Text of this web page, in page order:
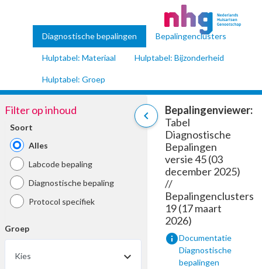
Diagnostische bepalingen Bepalingenclusters
Hulptabel: Materiaal Hulptabel: Bijzonderheid
Hulptabel: Groep
chevron_left
Filter op inhoud
Soort
Alles
Labcode bepaling
Diagnostische bepaling
Protocol specifiek
Groep
Kies
Bepalingenviewer:
Tabel
Diagnostische
Bepalingen
versie 45 (03
december 2025)
//
Bepalingenclusters
19 (17 maart
2026)
infoDocumentatie
Diagnostische
bepalingen